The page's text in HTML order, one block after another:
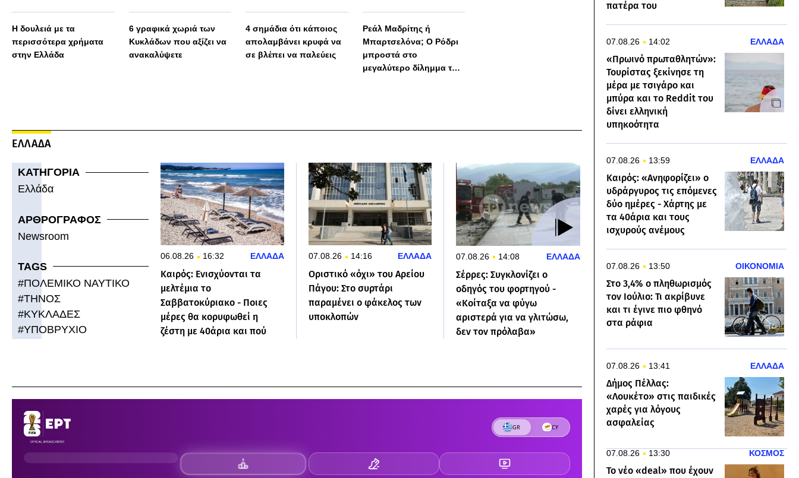
Η δουλειά με τα
περισσότερα χρήματα
στην Ελλάδα
6 γραφικά χωριά των
Κυκλάδων που αξίζει να
ανακαλύψετε
4 σημάδια ότι κάποιος
απολαμβάνει κρυφά να
σε βλέπει να παλεύεις
Ρεάλ Μαδρίτης ή
Μπαρτσελόνα; Ο Ρόδρι
μπροστά στο
μεγαλύτερο δίλημμα της
ΕΛΛΑΔΑ
ΚΑΤΗΓΟΡΙΑ
Ελλάδα
ΑΡΘΡΟΓΡΑΦΟΣ
Newsroom
TAGS
#ΠΟΛΕΜΙΚΟ ΝΑΥΤΙΚΟ
#ΤΗΝΟΣ
#ΚΥΚΛΑΔΕΣ
#ΥΠΟΒΡΥΧΙΟ
06.08.26 16:32 ΕΛΛΑΔΑ
Καιρός: Ενισχύονται τα
μελτέμια το
Σαββατοκύριακο - Ποιες
μέρες θα κορυφωθεί η
ζέστη με 40άρια και πού
07.08.26 14:16 ΕΛΛΑΔΑ
Οριστικό «όχι» του Αρείου
Πάγου: Στο συρτάρι
παραμένει ο φάκελος των
υποκλοπών
07.08.26 14:08 ΕΛΛΑΔΑ
Σέρρες: Συγκλονίζει ο
οδηγός του φορτηγού -
«Κοίταξα να φύγω
αριστερά για να γλιτώσω,
δεν τον πρόλαβα»
πατέρα του
07.08.26 14:02 ΕΛΛΑΔΑ
«Πρωινό πρωταθλητών»:
Τουρίστας ξεκίνησε τη
μέρα με τσιγάρο και
μπύρα και το Reddit του
δίνει ελληνική
υπηκοότητα
07.08.26 13:59 ΕΛΛΑΔΑ
Καιρός: «Ανηφορίζει» ο
υδράργυρος τις επόμενες
δύο ημέρες - Χάρτης με
τα 40άρια και τους
ισχυρούς ανέμους
07.08.26 13:50 ΟΙΚΟΝΟΜΙΑ
Στο 3,4% ο πληθωρισμός
τον Ιούλιο: Τι ακρίβυνε
και τι έγινε πιο φθηνό
στα ράφια
07.08.26 13:41 ΕΛΛΑΔΑ
Δήμος Πέλλας:
«Λουκέτο» στις παιδικές
χαρές για λόγους
ασφαλείας
07.08.26 13:30 ΚΟΣΜΟΣ
Το νέο «deal» που έχουν